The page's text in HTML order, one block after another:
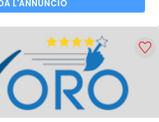
L'ANNUNCIO